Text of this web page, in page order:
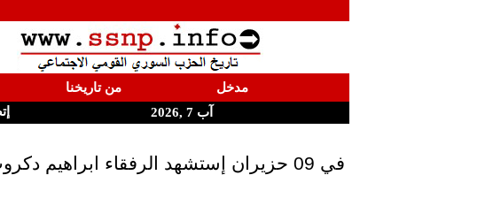
مدخل من تاريخنا
آب 7 ,2026
في 09 حزيران إستشهد الرفقاء